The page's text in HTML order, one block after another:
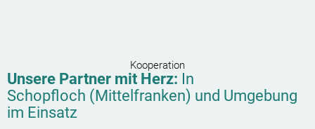
Kooperation
Unsere Partner mit Herz: In
Schopfloch (Mittelfranken) und Umgebung
im Einsatz